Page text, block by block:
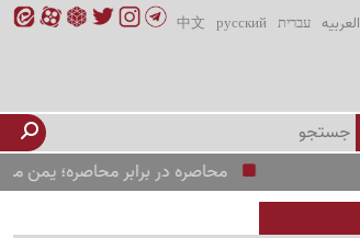
العربیه עברית русский
中文
محاصره در برابر محاصره؛ یمن